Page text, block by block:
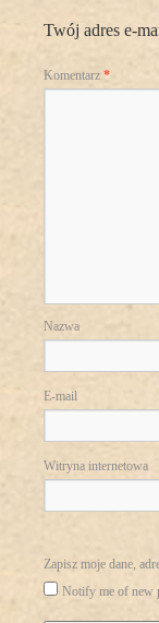
Twój adres e-
Komentarz *
Nazwa
E-mail
Witryna internetowa
Zapisz moje dane,
Notify me of new